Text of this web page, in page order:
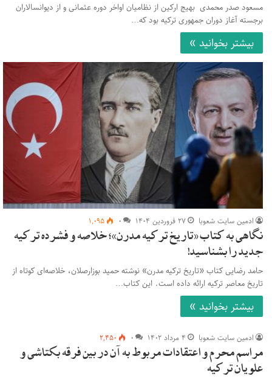
مسعود صدر محمدی بهیج ارکین از نظامیان اواخر دوره عثمانی و از دیوانسالاران
برجسته آغاز دوران جمهوری ترکیه بود که…
بیشتر بخوانید »
ادمین سایت شعوبا ۲۷ فروردین ۱۴۰۴ ۰ ۱,۰۹۵
نگاهی به کتاب «تاریخ ترکیه مدرن»؛ خلاصه و فشرده ترکیه
جدید را بشناسید!
حامد رضایی کتاب «تاریخ ترکیه مدرن» نوشته حمید بوزارصلان، خلاصه‌ای کوتاه از
تاریخ معاصر ترکیه ارائه داده است. این کتاب…
بیشتر بخوانید »
ادمین سایت شعوبا ۴ مرداد ۱۴۰۲ ۰ ۲,۴۵۰
مراسم محرم و اعتقادات مربوط به آن در بین فرقه بکتاشی و
علویان ترکیه